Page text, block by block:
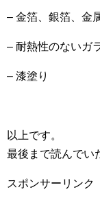
– 金箔、銀箔、金
– 耐熱性のないガ
– 漆塗り
以上です。
最後まで読んでい
スポンサーリンク